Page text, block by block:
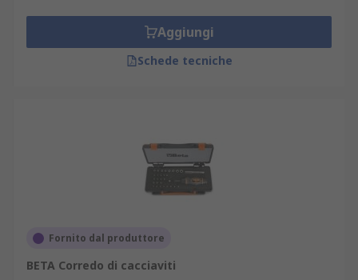
Aggiungi
Schede tecniche
Fornito dal produttore
BETA Corredo di cacciaviti